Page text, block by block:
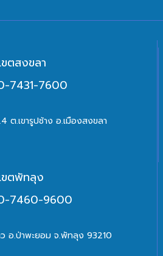
ขตสงขลา
7431-7600
ต.เขารูปช้าง อ.เมืองสงขลา
ขตพัทลุง
7460-9600
อ.ป่าพะยอม จ.พัทลุง 93210